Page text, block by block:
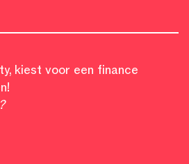
kiest voor een finance